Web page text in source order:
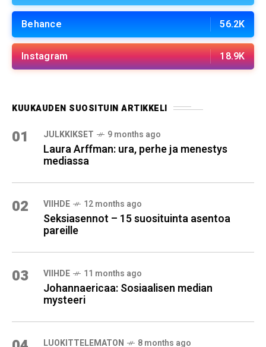
Behance 56.2K
Instagram 18.9K
KUUKAUDEN SUOSITUIN ARTIKKELI
01 JULKKIKSET 9 months ago
Laura Arffman: ura, perhe ja menestys
mediassa
02 VIIHDE 12 months ago
Seksiasennot – 15 suosituinta asentoa
pareille
03 VIIHDE 11 months ago
Johannaericaa: Sosiaalisen median
mysteeri
LUOKITTELEMATON 8 months ago